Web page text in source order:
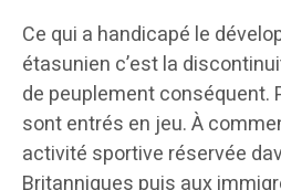
Ce qui a handicapé le
étasunien c’est la
de peuplement conséquent.
sont entrés en jeu. À
activité sportive réservée